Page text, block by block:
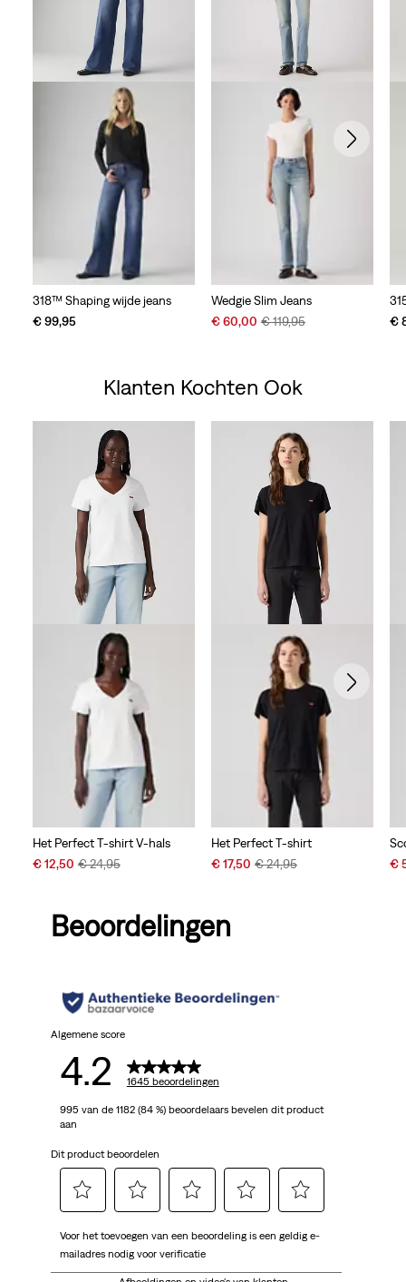
318™ Shaping wijde jeans
€ 99,95
Wedgie Slim Jeans
Sale
€ 60,00 Original
€ 119,95
€
Klanten Kochten Ook
Het Perfect T-shirt V-hals
Sale
€ 12,50 Original
€ 24,95
Het Perfect T-shirt
Sale
€ 17,50 Original
€ 24,95 €
Beoordelingen
Algemene score
4.2 1645 beoordelingen
995 van de 1182 (84 %) beoordelaars bevelen dit product
aan
Dit product beoordelen
om
het
om
het
om
het
om
om
Voor het toevoegen van een beoordeling is een geldig e-
mailadres nodig voor verificatie